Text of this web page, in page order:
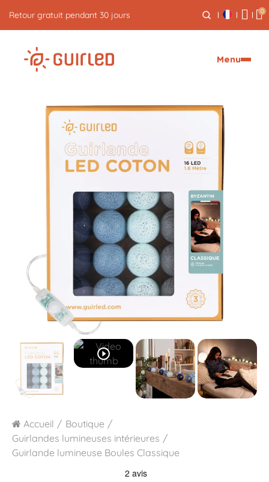
Retour gratuit pendant 30 jours 0
Menu
play_circle_outline
Accueil
Boutique
Guirlandes lumineuses intérieures
Guirlande lumineuse Boules Classique